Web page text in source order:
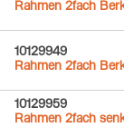
Rahmen 2fach
10129949
Rahmen 2fach
10129959
Rahmen 2fach